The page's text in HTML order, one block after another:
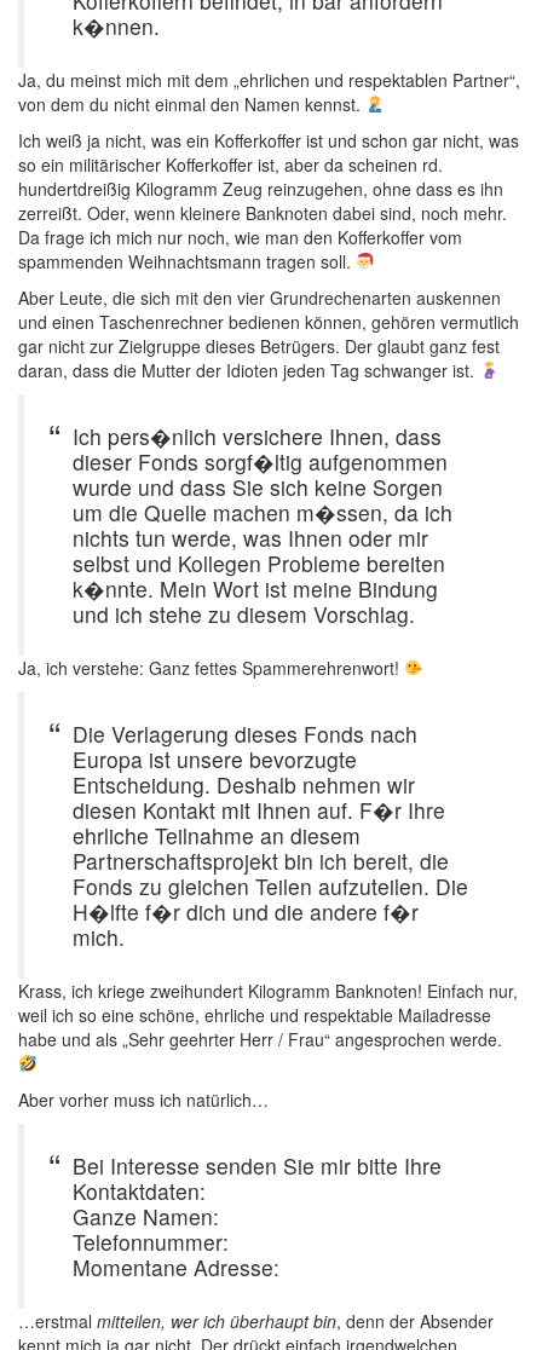
k�nnen.
Ja, du meinst mich mit dem „ehrlichen und respektablen Partner“,
von dem du nicht einmal den Namen kennst.
Ich weiß ja nicht, was ein Kofferkoffer ist und schon gar nicht, was
so ein militärischer Kofferkoffer ist, aber da scheinen rd.
hundertdreißig Kilogramm Zeug reinzugehen, ohne dass es ihn
zerreißt. Oder, wenn kleinere Banknoten dabei sind, noch mehr.
Da frage ich mich nur noch, wie man den Kofferkoffer vom
spammenden Weihnachtsmann tragen soll.
Aber Leute, die sich mit den vier Grundrechenarten auskennen
und einen Taschenrechner bedienen können, gehören vermutlich
gar nicht zur Zielgruppe dieses Betrügers. Der glaubt ganz fest
daran, dass die Mutter der Idioten jeden Tag schwanger ist.
Ich pers�nlich versichere Ihnen, dass
dieser Fonds sorgf�ltig aufgenommen
wurde und dass Sie sich keine Sorgen
um die Quelle machen m�ssen, da ich
nichts tun werde, was Ihnen oder mir
selbst und Kollegen Probleme bereiten
k�nnte. Mein Wort ist meine Bindung
und ich stehe zu diesem Vorschlag.
Ja, ich verstehe: Ganz fettes Spammerehrenwort!
Die Verlagerung dieses Fonds nach
Europa ist unsere bevorzugte
Entscheidung. Deshalb nehmen wir
diesen Kontakt mit Ihnen auf. F�r Ihre
ehrliche Teilnahme an diesem
Partnerschaftsprojekt bin ich bereit, die
Fonds zu gleichen Teilen aufzuteilen. Die
H�lfte f�r dich und die andere f�r
mich.
Krass, ich kriege zweihundert Kilogramm Banknoten! Einfach nur,
weil ich so eine schöne, ehrliche und respektable Mailadresse
habe und als „Sehr geehrter Herr / Frau“ angesprochen werde.
Aber vorher muss ich natürlich…
Bei Interesse senden Sie mir bitte Ihre
Kontaktdaten:
Ganze Namen:
Telefonnummer:
Momentane Adresse:
…erstmal mitteilen, wer ich überhaupt bin, denn der Absender
kennt mich ja gar nicht. Der drückt einfach irgendwelchen